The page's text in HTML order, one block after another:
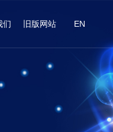
们 旧版网站 EN